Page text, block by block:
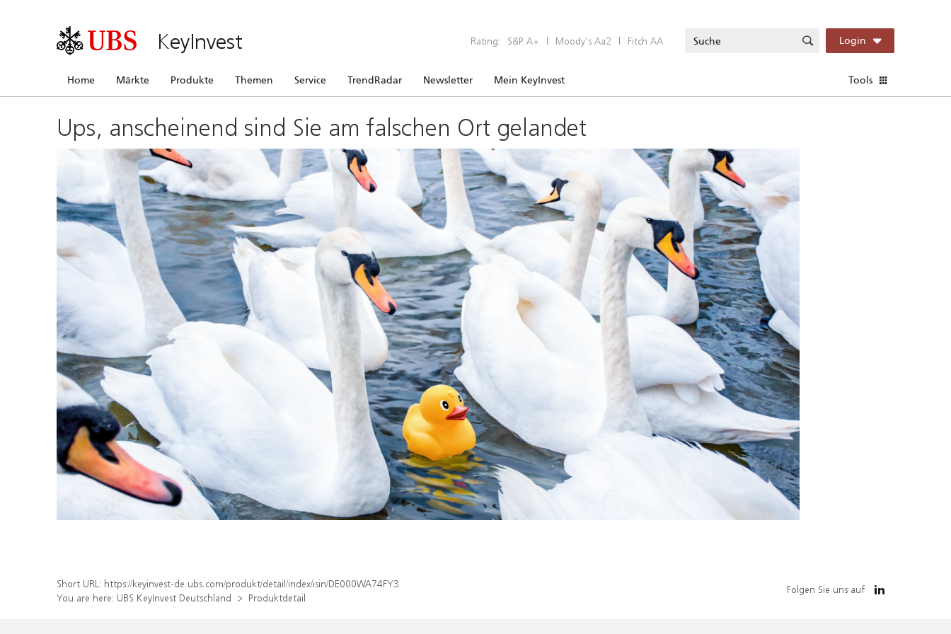
KeyInvest Rating: S&P A+ | Moody’s Aa2 | Fitch AA Login
Home Märkte Produkte Themen Service TrendRadar Newsletter Mein KeyInvest Tools
Ups, anscheinend sind Sie am falschen Ort gelandet
Short URL: https://keyinvest-de.ubs.com/produkt/detail/index/isin/DE000WA74FY3
You are here: UBS KeyInvest Deutschland Produktdetail
Folgen Sie uns auf